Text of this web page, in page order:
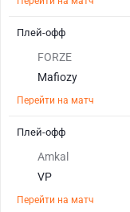
FORZE
Mafiozy
Перейти на матч
Плей-офф
Amkal
VP
Перейти на матч
Плей-офф